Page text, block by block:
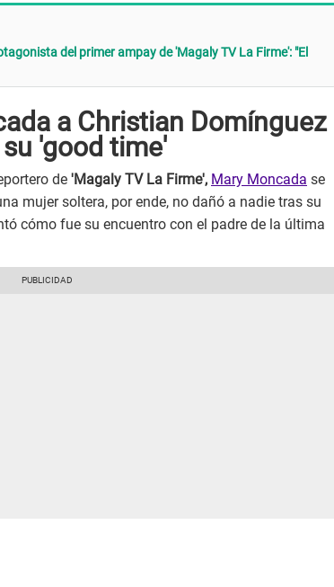
del primer ampay de 'Magaly TV La Firme': "El
a Christian Domínguez
'good time'
de 'Magaly TV La Firme', Mary Moncada se
mujer soltera, por ende, no dañó a nadie tras su
cómo fue su encuentro con el padre de la última